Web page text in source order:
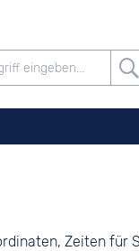
Zeiten für